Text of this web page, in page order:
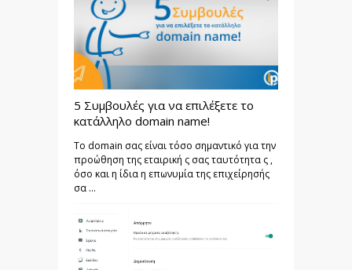
5 Συμβουλές για να επιλέξετε το
κατάλληλο domain name!
Το domain σας είναι τόσο σημαντικό για την
προώθηση της εταιρική ς σας ταυτότητα ς ,
όσο και η ίδια η επωνυμία της επιχείρησής
σα ...